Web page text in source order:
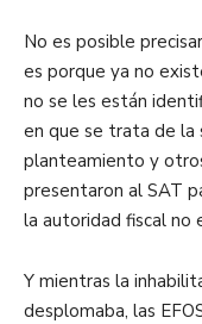
No es posible
es porque ya no
no se les están
en que se trata de la
planteamiento y
presentaron al SAT
la autoridad fiscal no
Y mientras la
desplomaba, las